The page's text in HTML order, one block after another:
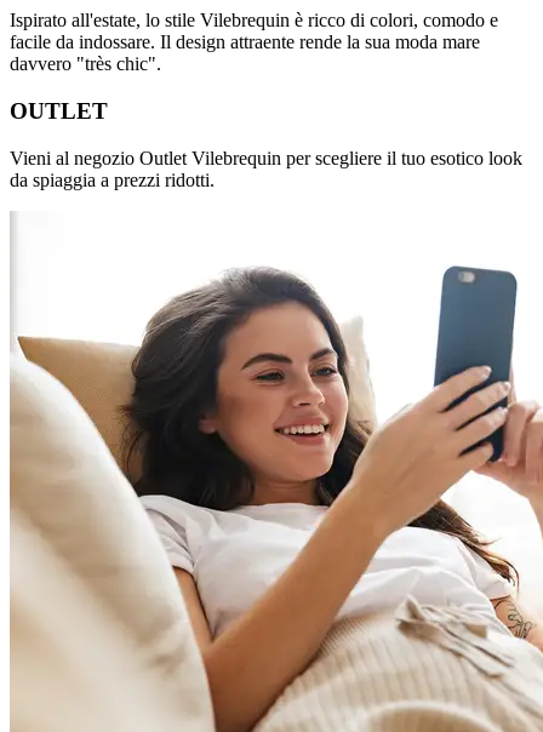
Ispirato all'estate, lo stile Vilebrequin è ricco di colori, comodo e
facile da indossare. Il design attraente rende la sua moda mare
davvero "très chic".
OUTLET
Vieni al negozio Outlet Vilebrequin per scegliere il tuo esotico look
da spiaggia a prezzi ridotti.